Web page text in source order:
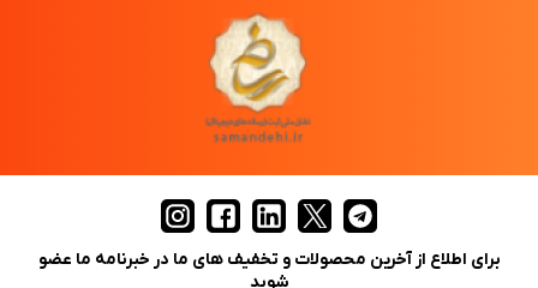
برای اطلاع از آخرین محصولات و تخفیف های ما در خبرنامه ما عضو
شوید